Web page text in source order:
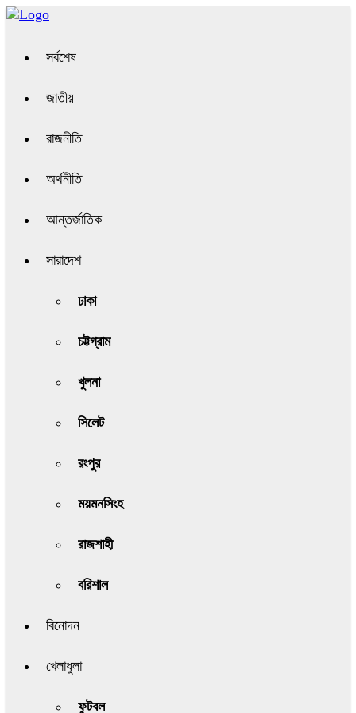
সর্বশেষ
জাতীয়
রাজনীতি
অর্থনীতি
আন্তর্জাতিক
সারাদেশ
ঢাকা
চট্টগ্রাম
খুলনা
সিলেট
রংপুর
ময়মনসিংহ
রাজশাহী
বরিশাল
বিনোদন
খেলাধুলা
ফুটবল